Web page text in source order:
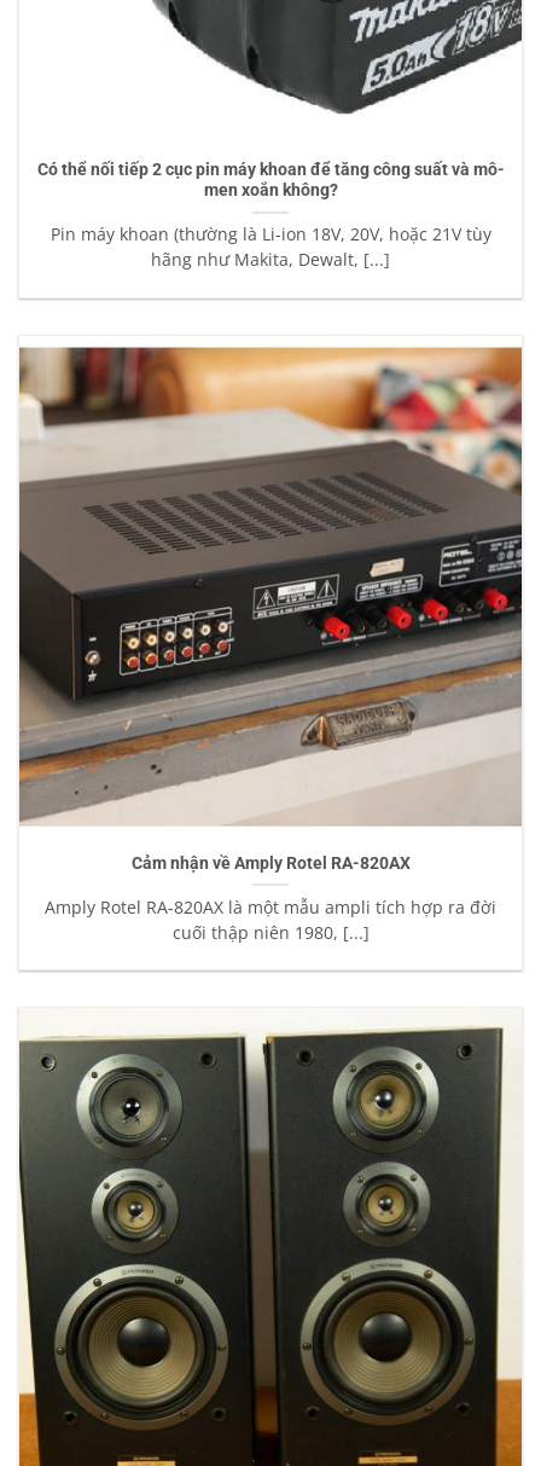
Có thể nối tiếp 2 cục pin máy khoan để tăng công suất và mô-
men xoắn không?
Pin máy khoan (thường là Li-ion 18V, 20V, hoặc 21V tùy
hãng như Makita, Dewalt, [...]
Cảm nhận về Amply Rotel RA-820AX
Amply Rotel RA-820AX là một mẫu ampli tích hợp ra đời
cuối thập niên 1980, [...]